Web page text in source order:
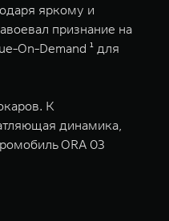
яркому и
признание на
On-Demand ¹ для
К
динамика,
ORA 03